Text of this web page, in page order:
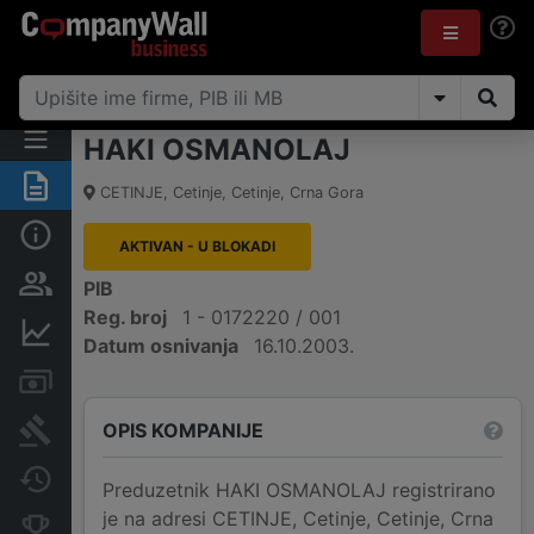
Sažetak
Osobe i vlasništvo
Finansijski podaci
Arhiva sudskih objava
Promjene
Konkurentne kompanije
HAKI OSMANOLAJ
CETINJE, Cetinje, Cetinje, Crna Gora
AKTIVAN - U BLOKADI
PIB
Reg. broj
1 - 0172220 / 001
Datum osnivanja
16.10.2003.
OPIS KOMPANIJE
Preduzetnik HAKI OSMANOLAJ registrirano
je na adresi CETINJE, Cetinje, Cetinje, Crna